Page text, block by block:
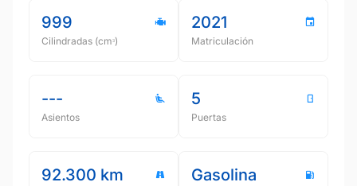
999
Cilindradas (cmᵌ)
2021
Matriculación
---
Asientos
5
Puertas
92.300 km Gasolina